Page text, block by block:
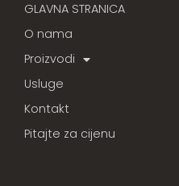
GLAVNA STRANICA
O nama
Proizvodi
Usluge
Kontakt
Pitajte za cijenu